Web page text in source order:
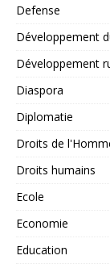
Defense
Développement
Développement
Diaspora
Diplomatie
Droits de
Droits humains
Ecole
Economie
Education